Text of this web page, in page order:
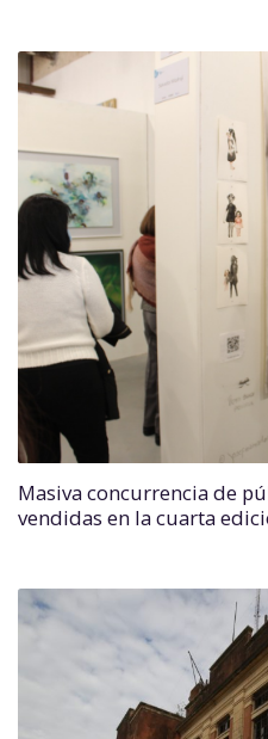
Masiva concurrencia de
vendidas en la cuarta